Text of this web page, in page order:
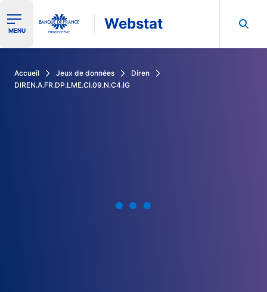
Ouvrir le menu de navigation
MENU Webstat
Accueil Jeux de données
Diren
DIREN.A.FR.DP.LME.CI.09.N.C4.IG